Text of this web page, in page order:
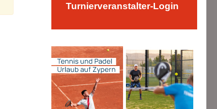
Turnierveranstalter-Login